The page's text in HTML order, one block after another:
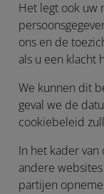
Het legt ook uw
ons en de
als u een klacht
We kunnen dit
geval we de
cookiebeleid
In het kader van
andere
partijen